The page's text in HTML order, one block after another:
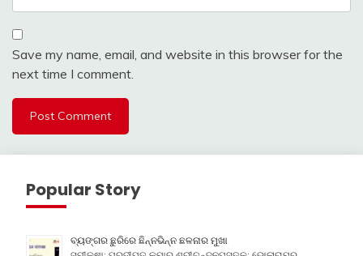
Save my name, email, and website in this browser for the
next time I comment.
Popular Story
ବ୍ୟଙ୍ଗର ଛୁରିରେ ଛିନ୍ନଭିନ୍ନ ଛଳନାର ମୁଖା